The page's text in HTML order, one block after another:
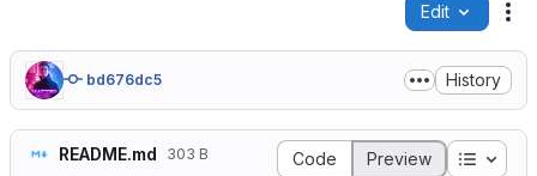
Edit
bd676dc5 History
README.md 303 B Code Preview Table